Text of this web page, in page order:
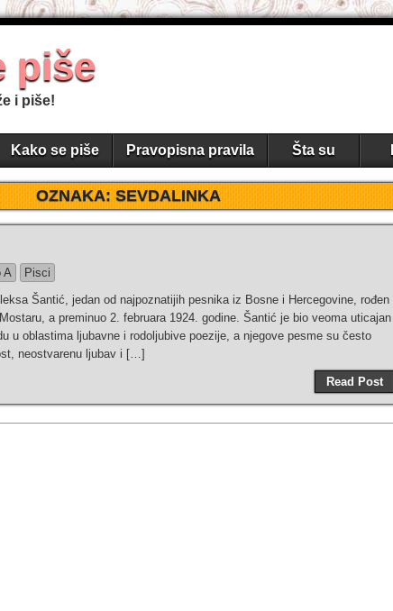
piše
i piše!
Kako se piše Pravopisna pravila Šta su
OZNAKA:SEVDALINKA
A
Pisci
Šantić, jedan od najpoznatijih pesnika iz Bosne i Hercegovine, rođen
a preminuo 2. februara 1924. godine. Šantić je bio veoma uticajan
u oblastima ljubavne i rodoljubive poezije, a njegove pesme su često
neostvarenu ljubav i […]
Read Post